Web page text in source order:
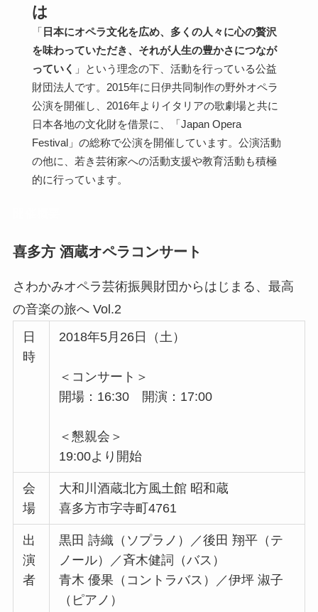
は
「 日本にオペラ文化を広め、多くの人々に心の贅沢
を味わっていただき、それが人生の豊かさにつなが
っていく 」という理念の下、活動を行っている公益
財団法人です。2015年に日伊共同制作の野外オペラ
公演を開催し、2016年よりイタリアの歌劇場と共に
日本各地の文化財を借景に、「Japan Opera
Festival」の総称で公演を開催しています。公演活動
の他に、若き芸術家への活動支援や教育活動も積極
的に行っています。
喜多方 酒蔵オペラコンサート
さわかみオペラ芸術振興財団からはじまる、最高
の音楽の旅へ Vol.2
日
時
2018年5月26日（土）
＜コンサート＞
開場：16:30 開演：17:00
＜懇親会＞
19:00より開始
会
場
大和川酒蔵北方風土館 昭和蔵
喜多方市字寺町4761
出
演
者
黒田 詩織（ソプラノ）／後田 翔平（テ
ノール）／斉木健詞（バス）
青木 優果（コントラバス）／伊坪 淑子
（ピアノ）